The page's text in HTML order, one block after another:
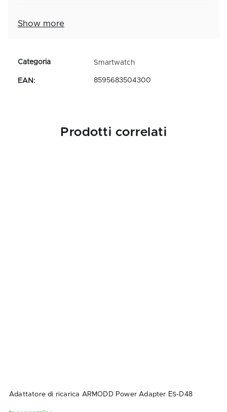
Show more
Smartwatch
EAN : 8595683504300
Prodotti correlati
Adattatore di ricarica ARMODD Power Adapter ES-D48